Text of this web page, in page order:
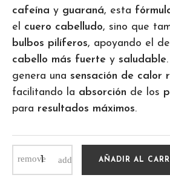
cafeína y guaraná, esta
el cuero cabelludo, sino que
bulbos pilíferos, apoyando el
cabello más fuerte y saludable
genera una sensación de calor
facilitando la absorción de los
para resultados máximos.
AÑADIR AL